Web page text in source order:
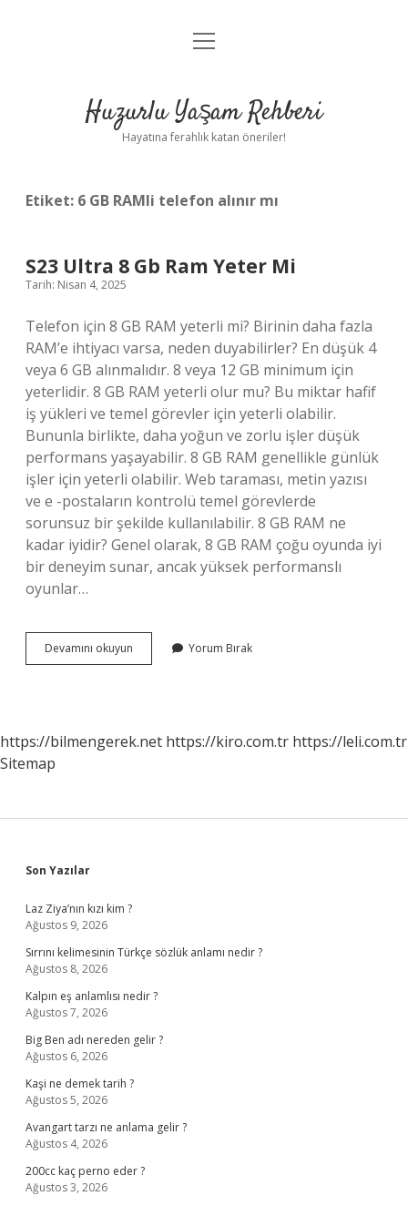
Anasayfa
Yasal Uyarı
menüyü
Huzurlu Yaşam Rehberi
Hayatına ferahlık katan öneriler!
Etiket: 6 GB RAMli telefon alınır mı
S23 Ultra 8 Gb Ram Yeter Mi
Tarih: Nisan 4, 2025
Telefon için 8 GB RAM yeterli mi? Birinin daha fazla
RAM’e ihtiyacı varsa, neden duyabilirler? En düşük 4
veya 6 GB alınmalıdır. 8 veya 12 GB minimum için
yeterlidir. 8 GB RAM yeterli olur mu? Bu miktar hafif
iş yükleri ve temel görevler için yeterli olabilir.
Bununla birlikte, daha yoğun ve zorlu işler düşük
performans yaşayabilir. 8 GB RAM genellikle günlük
işler için yeterli olabilir. Web taraması, metin yazısı
ve e -postaların kontrolü temel görevlerde
sorunsuz bir şekilde kullanılabilir. 8 GB RAM ne
kadar iyidir? Genel olarak, 8 GB RAM çoğu oyunda iyi
bir deneyim sunar, ancak yüksek performanslı
oyunlar…
Devamını okuyun
Ultra
Mi
Yorum Bırak
https://bilmengerek.net https://kiro.com.tr https://leli.com.tr
Sitemap
Sidebar
Son Yazılar
Laz Ziya’nın kızı kim ?
Ağustos 9, 2026
Sırrını kelimesinin Türkçe sözlük anlamı nedir ?
Ağustos 8, 2026
Kalpın eş anlamlısı nedir ?
Ağustos 7, 2026
Big Ben adı nereden gelir ?
Ağustos 6, 2026
Kaşi ne demek tarih ?
Ağustos 5, 2026
Avangart tarzı ne anlama gelir ?
Ağustos 4, 2026
200cc kaç perno eder ?
Ağustos 3, 2026